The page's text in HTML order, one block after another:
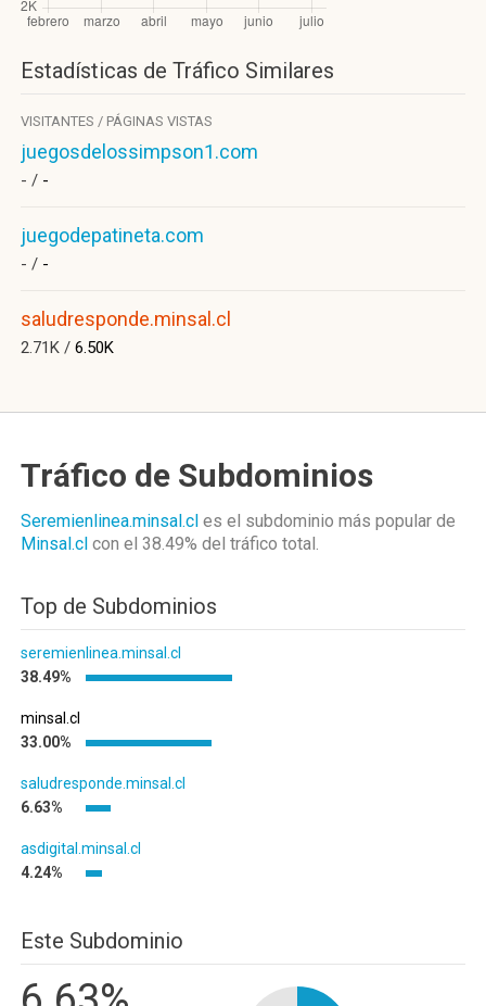
Estadísticas de Tráfico Similares
VISITANTES / PÁGINAS VISTAS
juegosdelossimpson1.com
- / -
juegodepatineta.com
- / -
saludresponde.minsal.cl
2.71K / 6.50K
Tráfico de Subdominios
Seremienlinea.minsal.cl es el subdominio más popular de
Minsal.cl con el 38.49% del tráfico total.
Top de Subdominios
seremienlinea.minsal.cl
38.49%
minsal.cl
33.00%
saludresponde.minsal.cl
6.63%
asdigital.minsal.cl
4.24%
Este Subdominio